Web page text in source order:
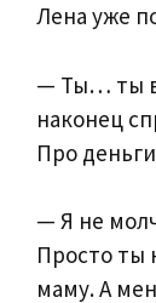
Лена уже
— Ты… ты
наконец
Про
— Я не
Просто ты
маму. А